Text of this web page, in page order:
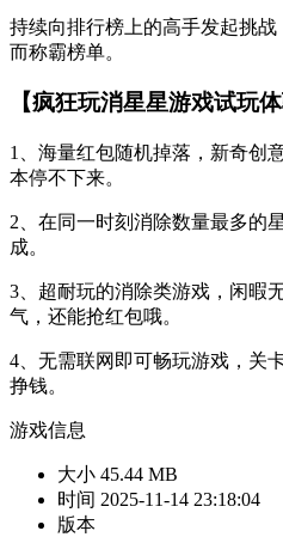
持续向排行榜上的高手发起挑
而称霸榜单。
【疯狂玩消星星游戏试玩体
1、海量红包随机掉落，新奇创
本停不下来。
2、在同一时刻消除数量最多的
成。
3、超耐玩的消除类游戏，闲暇
气，还能抢红包哦。
4、无需联网即可畅玩游戏，关
挣钱。
游戏信息
大小 45.44 MB
时间 2025-11-14 23:18:04
版本